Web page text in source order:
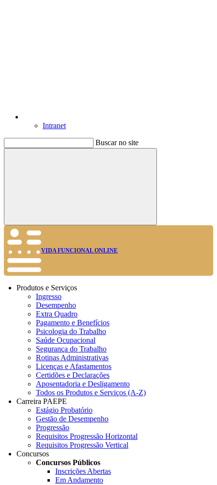
Intranet
Buscar no site
Buscar
VIDA FUNCIONAL ONLINE
Produtos e Serviços
Ingresso
Desempenho
Extra Quadro
Pagamento e Benefícios
Psicologia do Trabalho
Saúde Ocupacional
Segurança do Trabalho
Rotinas Administrativas
Licenças e Afastamentos
Certidões e Declarações
Aposentadoria e Desligamento
Todos os Produtos e Serviços (A-Z)
Carreira PAEPE
Estágio Probatório
Gestão de Desempenho
Progressão
Requisitos Progressão Horizontal
Requisitos Progressão Vertical
Concursos
Concursos Públicos
Inscrições Abertas
Em Andamento